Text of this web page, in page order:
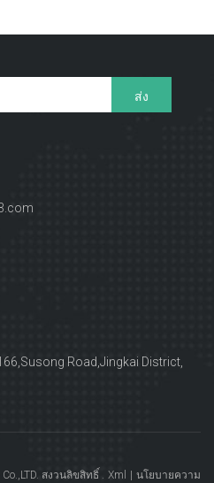
Road,Jingkai District,
สงวนลิขสิทธิ์ . Xml | นโยบายความ